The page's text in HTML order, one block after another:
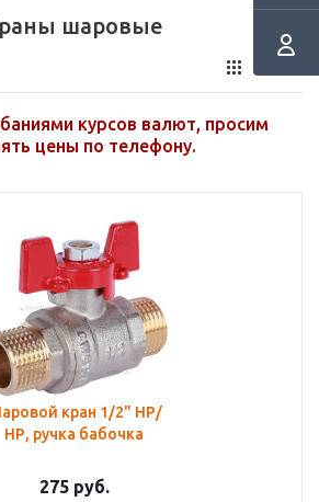
шаровые
курсов валют, просим
цены по телефону.
кран 1/2" НР/
НР, ручка бабочка
275руб.